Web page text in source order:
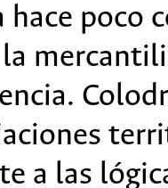
poco
a las